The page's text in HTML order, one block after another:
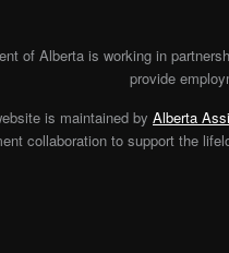
of Alberta is working in
provide
is maintained by Alberta
collaboration to support the